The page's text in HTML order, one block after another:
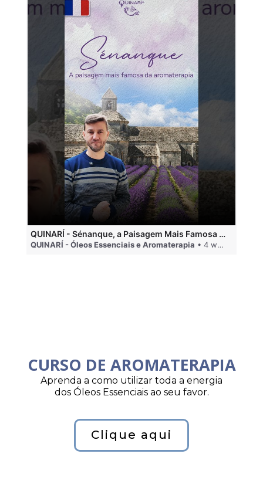
QUINARÍ - Sénanque, a Paisagem Mais Famosa da Aromaterapia
QUINARÍ - Óleos Essenciais e Aromaterapia • 4 weeks ago
CURSO DE AROMATERAPIA
Aprenda a como utilizar toda a energia
dos Óleos Essenciais ao seu favor.
Clique aqui